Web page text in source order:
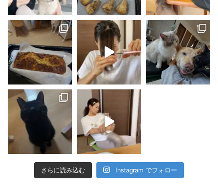
さらに読み込む Instagram でフォロー